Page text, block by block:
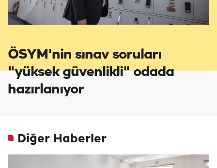
ÖSYM'nin sınav soruları
"yüksek güvenlikli" odada
hazırlanıyor
Diğer Haberler